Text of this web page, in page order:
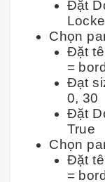
Đặt
Chọn
Đặt
=
Đạt
0, 30
Đặt
True
Chọn
Đặt
=